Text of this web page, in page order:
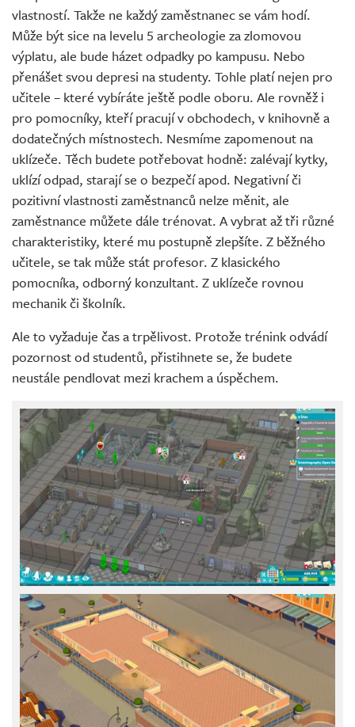
vlastností. Takže ne každý zaměstnanec se vám hodí.
Může být sice na levelu 5 archeologie za zlomovou
výplatu, ale bude házet odpadky po kampusu. Nebo
přenášet svou depresi na studenty. Tohle platí nejen pro
učitele – které vybíráte ještě podle oboru. Ale rovněž i
pro pomocníky, kteří pracují v obchodech, v knihovně a
dodatečných místnostech. Nesmíme zapomenout na
uklízeče. Těch budete potřebovat hodně: zalévají kytky,
uklízí odpad, starají se o bezpečí apod. Negativní či
pozitivní vlastnosti zaměstnanců nelze měnit, ale
zaměstnance můžete dále trénovat. A vybrat až tři různé
charakteristiky, které mu postupně zlepšíte. Z běžného
učitele, se tak může stát profesor. Z klasického
pomocníka, odborný konzultant. Z uklízeče rovnou
mechanik či školník.
Ale to vyžaduje čas a trpělivost. Protože trénink odvádí
pozornost od studentů, přistihnete se, že budete
neustále pendlovat mezi krachem a úspěchem.